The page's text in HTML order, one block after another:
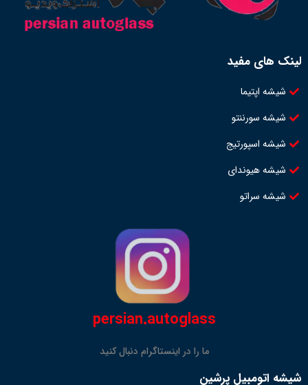
لینک های مفید
شیشه اپتیما
شیشه سورننتو
شیشه اسپورتیج
شیشه هیوندای
شیشه سراتو
persian.autoglass
ما را در اینستاگرام دنبال کنید
شیشه اتومبیل پرشین